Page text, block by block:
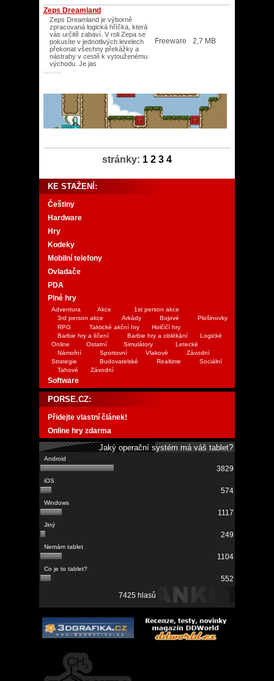
Zeps Dreamland
Zeps Dreamland je výborně
zpracovaná logická hříčka, která
vás určitě zabaví. V roli Zepa se
pokusíte v jednotlivých levelech
překonat všechny překážky a
nástrahy v cestě k vytouženému
východu. Je jas
ME/XP/XP/
Freeware 2,7 MB
stránky: 1 2 3 4
KE STAŽENÍ:
Češtiny
Hardware
Hry
Kodeky
Mobilní telefony
Ovladače
PDA
Plné hry
Adventura Akce
1st person akce
3rd person akce
Arkády Bojové
Plošinovky
RPG
Taktické akční hry
Holčičí hry
Barbie hry a líčení
Barbie hry a oblékání
Logické
Online
Ostatní Simulátory
Letecké
Námořní
Sportovní Vlakové
Závodní
Strategie
Budovatelské Realtime
Sociální
Tahové
Závodní
Software
PORSE.CZ:
Přidejte vlastní článek!
Online hry zdarma
Jaký operační systém má váš tablet?
3829
574
1117
249
1104
552
7425 hlasů